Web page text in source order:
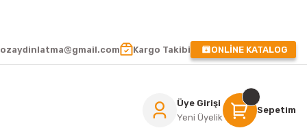
Kargo Takibi ONLİNE KATALOG
Üye Girişi
Yeni Üyelik
Sepetim